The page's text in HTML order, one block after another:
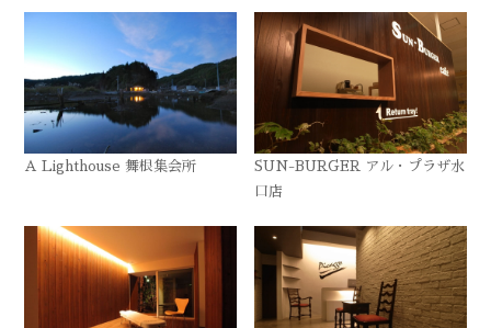
A Lighthouse 舞根集会所
SUN-BURGER アル・プラザ水
口店